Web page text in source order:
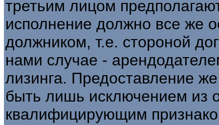
третьим лицом
исполнение должно все же
должником, т.е. стороной
нами случае -
лизинга. Предоставление
быть лишь исключением из
квалифицирующим